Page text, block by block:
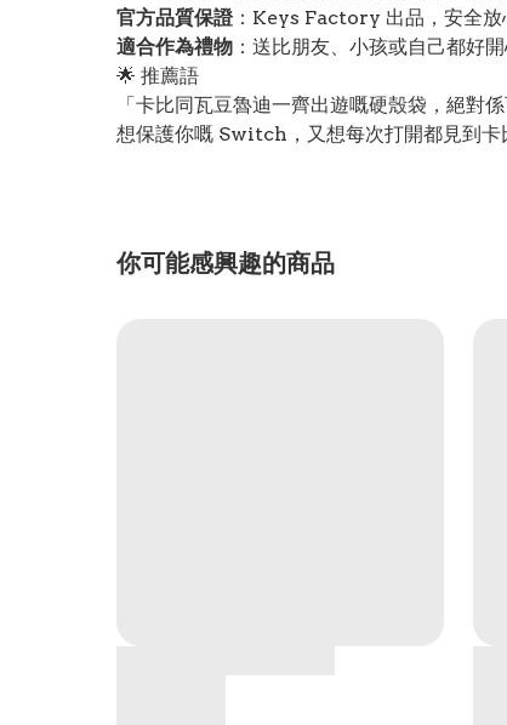
官方品質保證：Keys Factory 出品，安全放
適合作為禮物 ：送比朋友、小孩或自己都好
🌟 推薦語
「卡比同瓦豆魯迪一齊出遊嘅硬殼袋，絕對
想保護你嘅 Switch，又想每次打開都見到卡
你可能感興趣的商品